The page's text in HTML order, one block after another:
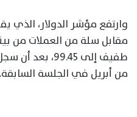
وارتفع مؤشر الدولار، الذي
مقابل سلة من العملات من
طفيف إلى
من أبريل في الجلسة السابقة.